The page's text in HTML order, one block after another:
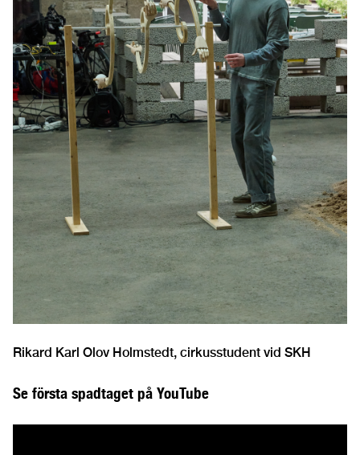
Rikard Karl Olov Holmstedt, cirkusstudent vid SKH
Se första spadtaget på YouTube